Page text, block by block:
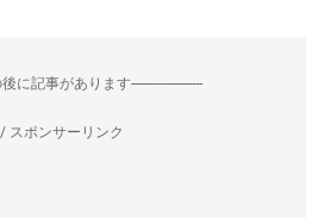
後に記事があります--------------------
スポンサーリンク